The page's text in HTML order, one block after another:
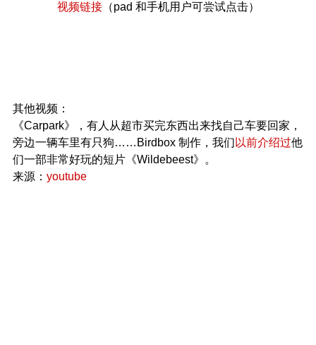
视频链接（pad 和手机用户可尝试点击）
其他视频：
《Carpark》，有人从超市买完东西出来找自己车要回家，
旁边一辆车里有只狗……Birdbox 制作，我们 以前介绍过他
们一部非常好玩的短片《Wildebeest》。
来源： youtube